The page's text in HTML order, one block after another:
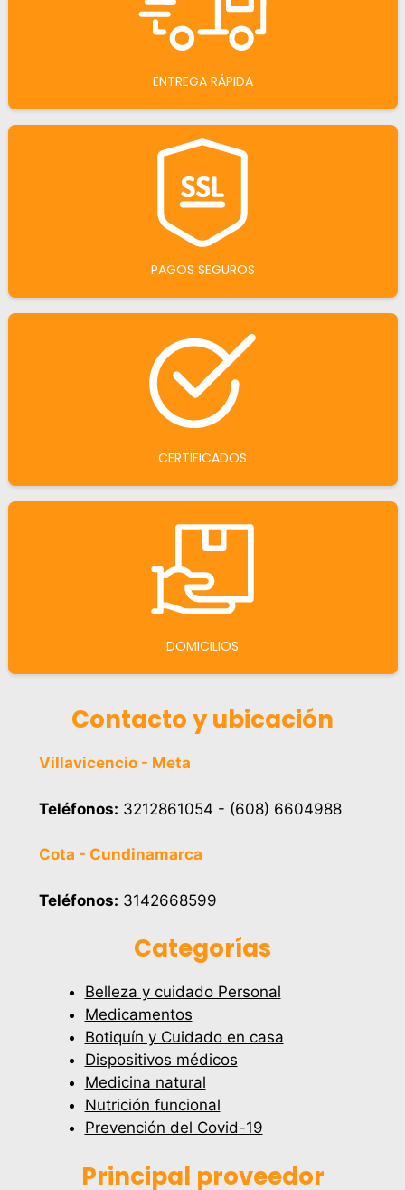
ENTREGA RÁPIDA
PAGOS SEGUROS
CERTIFICADOS
DOMICILIOS
Contacto y ubicación
Villavicencio - Meta
Teléfonos: 3212861054 - (608) 6604988
Cota - Cundinamarca
Teléfonos: 3142668599
Categorías
Belleza y cuidado Personal
Medicamentos
Botiquín y Cuidado en casa
Dispositivos médicos
Medicina natural
Nutrición funcional
Prevención del Covid-19
Principal proveedor